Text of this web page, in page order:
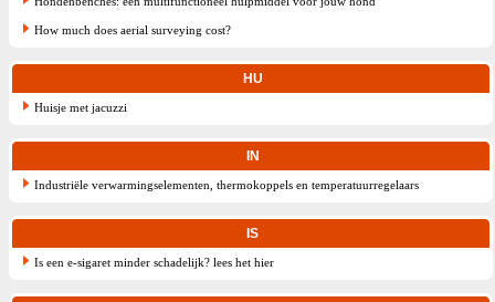
How much does aerial surveying cost?
HU
Huisje met jacuzzi
IN
Industriële verwarmingselementen, thermokoppels en temperatuurregelaars
IS
Is een e-sigaret minder schadelijk? lees het hier